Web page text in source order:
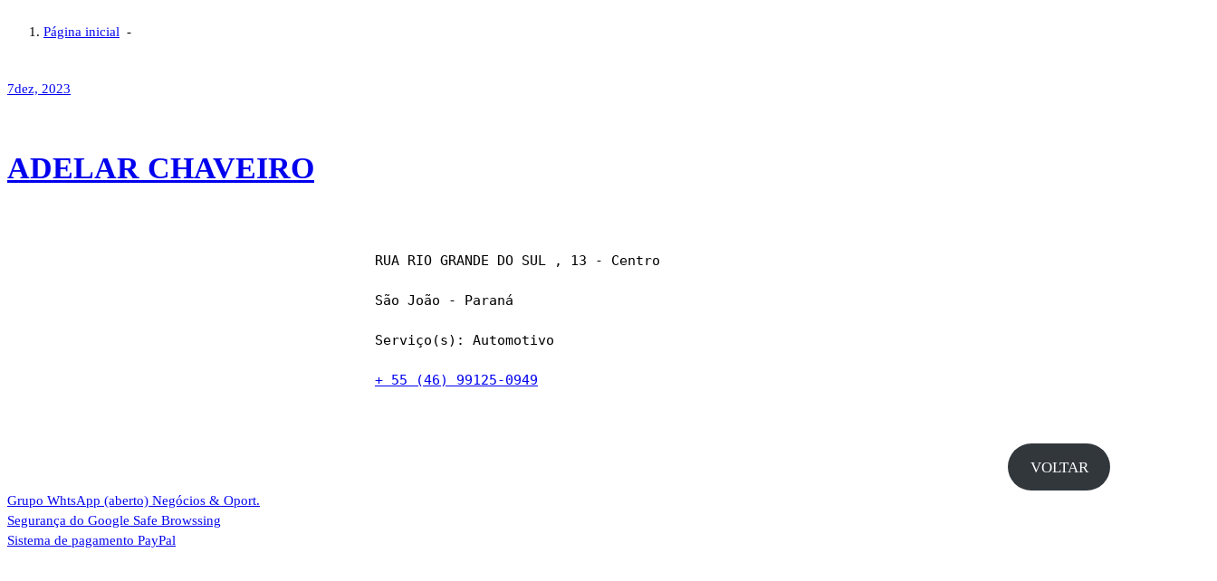
Página inicial -
7dez, 2023
ADELAR CHAVEIRO
RUA RIO GRANDE DO SUL , 13 - Centro
São João - Paraná
Serviço(s): Automotivo
VOLTAR
Grupo WhtsApp (aberto) Negócios & Oport.
Segurança do Google Safe Browssing
Sistema de pagamento PayPal